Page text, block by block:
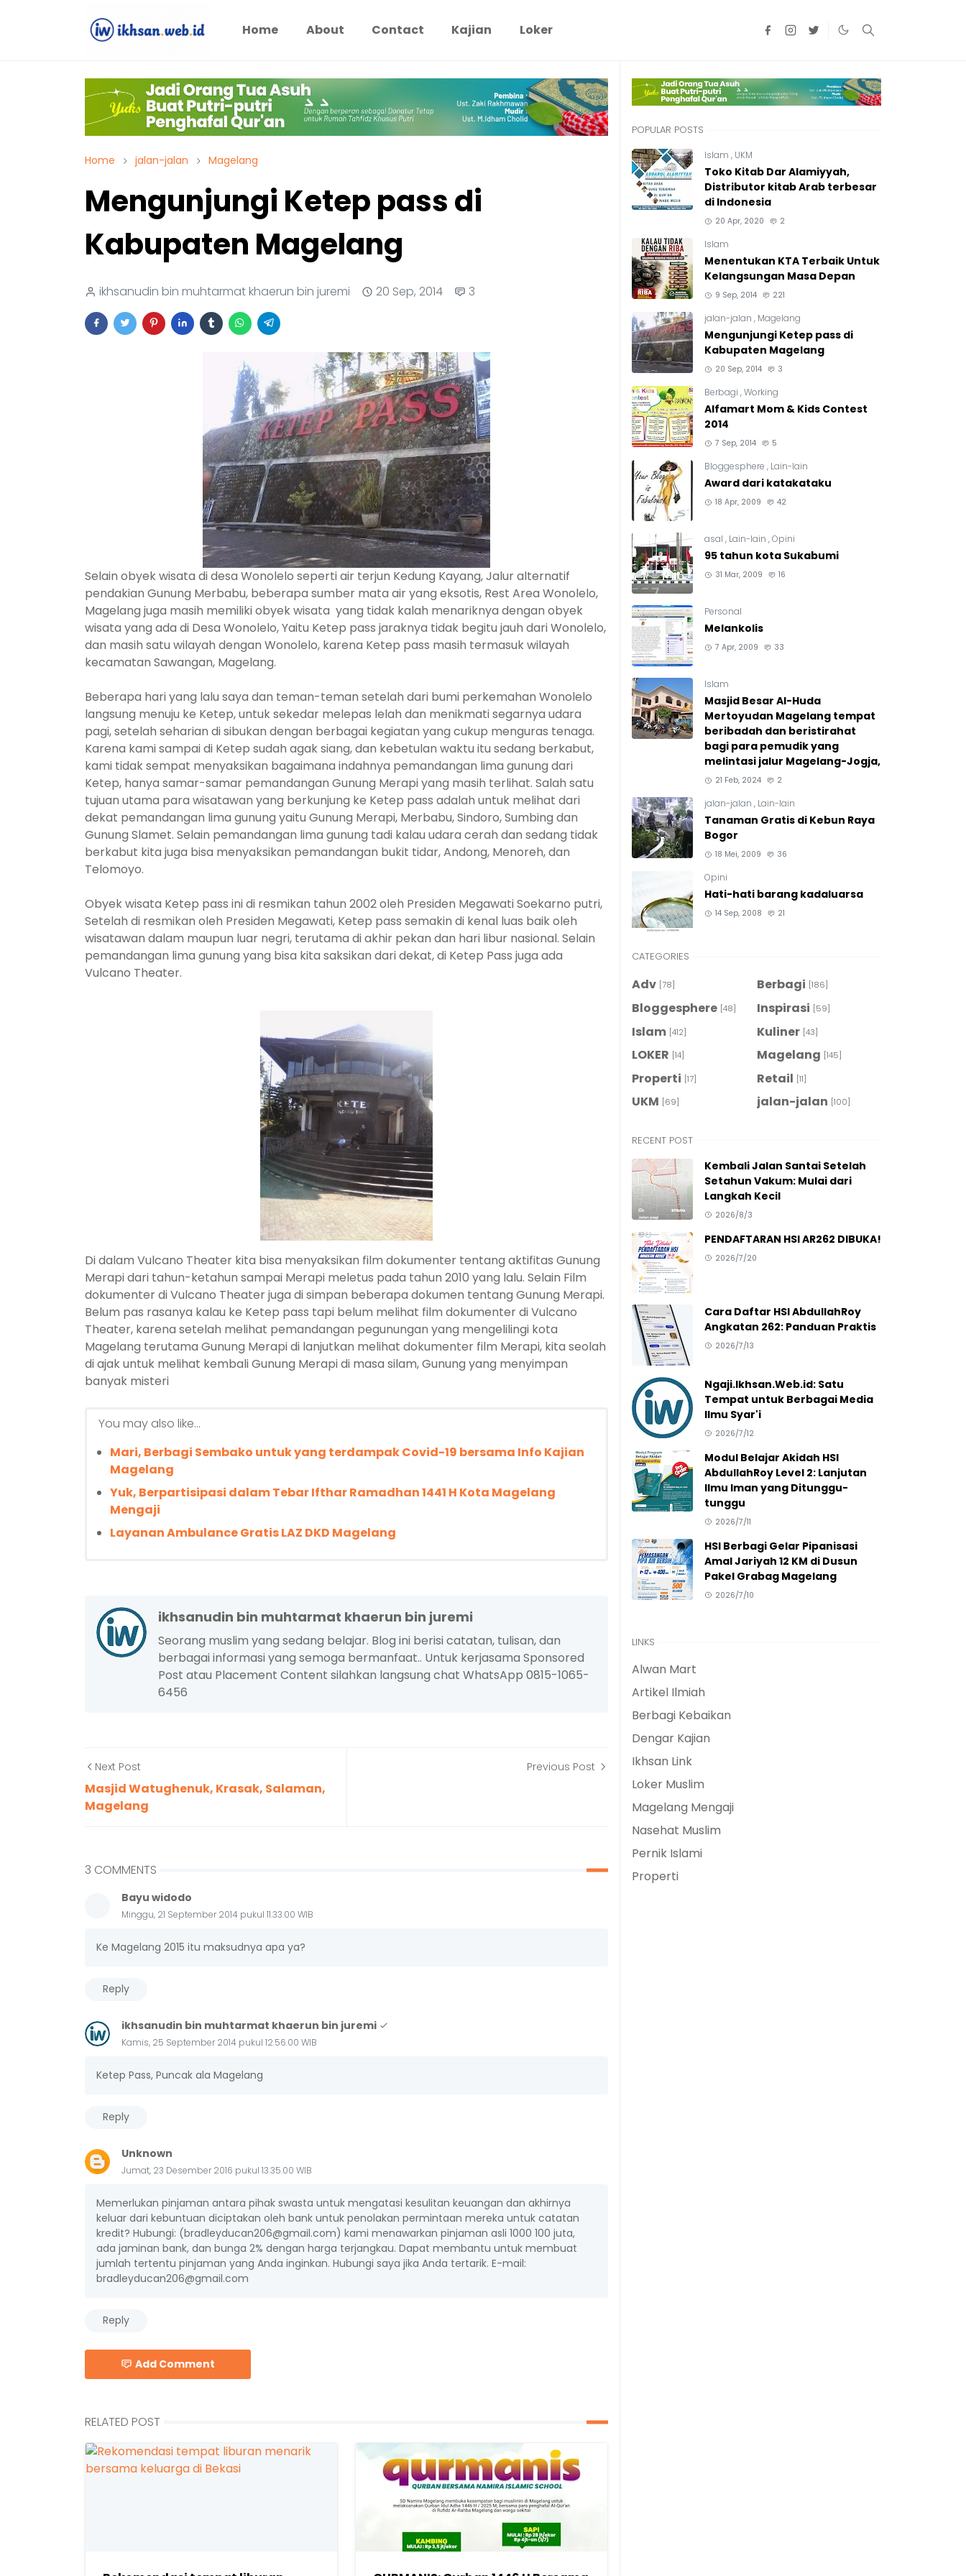
Home About Contact Kajian Loker
Home jalan-jalan Magelang
Mengunjungi Ketep pass di
Kabupaten Magelang
ikhsanudin bin muhtarmat khaerun bin juremi 20 Sep, 2014 3
Selain obyek wisata di desa Wonolelo seperti air terjun Kedung Kayang, Jalur alternatif
pendakian Gunung Merbabu, beberapa sumber mata air yang eksotis, Rest Area Wonolelo,
Magelang juga masih memiliki obyek wisata yang tidak kalah menariknya dengan obyek
wisata yang ada di Desa Wonolelo, Yaitu Ketep pass jaraknya tidak begitu jauh dari Wonolelo,
dan masih satu wilayah dengan Wonolelo, karena Ketep pass masih termasuk wilayah
kecamatan Sawangan, Magelang.
Beberapa hari yang lalu saya dan teman-teman setelah dari bumi perkemahan Wonolelo
langsung menuju ke Ketep, untuk sekedar melepas lelah dan menikmati segarnya udara
pagi, setelah seharian di sibukan dengan berbagai kegiatan yang cukup menguras tenaga.
Karena kami sampai di Ketep sudah agak siang, dan kebetulan waktu itu sedang berkabut,
kami tidak sempat menyaksikan bagaimana indahnya pemandangan lima gunung dari
Ketep, hanya samar-samar pemandangan Gunung Merapi yang masih terlihat. Salah satu
tujuan utama para wisatawan yang berkunjung ke Ketep pass adalah untuk melihat dari
dekat pemandangan lima gunung yaitu Gunung Merapi, Merbabu, Sindoro, Sumbing dan
Gunung Slamet. Selain pemandangan lima gunung tadi kalau udara cerah dan sedang tidak
berkabut kita juga bisa menyaksikan pemandangan bukit tidar, Andong, Menoreh, dan
Telomoyo.
Obyek wisata Ketep pass ini di resmikan tahun 2002 oleh Presiden Megawati Soekarno putri,
Setelah di resmikan oleh Presiden Megawati, Ketep pass semakin di kenal luas baik oleh
wisatawan dalam maupun luar negri, terutama di akhir pekan dan hari libur nasional. Selain
pemandangan lima gunung yang bisa kita saksikan dari dekat, di Ketep Pass juga ada
Vulcano Theater.
Di dalam Vulcano Theater kita bisa menyaksikan film dokumenter tentang aktifitas Gunung
Merapi dari tahun-ketahun sampai Merapi meletus pada tahun 2010 yang lalu. Selain Film
dokumenter di Vulcano Theater juga di simpan beberapa dokumen tentang Gunung Merapi.
Belum pas rasanya kalau ke Ketep pass tapi belum melihat film dokumenter di Vulcano
Theater, karena setelah melihat pemandangan pegunungan yang mengelilingi kota
Magelang terutama Gunung Merapi di lanjutkan melihat dokumenter film Merapi, kita seolah
di ajak untuk melihat kembali Gunung Merapi di masa silam, Gunung yang menyimpan
banyak misteri
You may also like...
Mari, Berbagi Sembako untuk yang terdampak Covid-19 bersama Info Kajian
Magelang
Yuk, Berpartisipasi dalam Tebar Ifthar Ramadhan 1441 H Kota Magelang
Mengaji
Layanan Ambulance Gratis LAZ DKD Magelang
ikhsanudin bin muhtarmat khaerun bin juremi
Seorang muslim yang sedang belajar. Blog ini berisi catatan, tulisan, dan
berbagai informasi yang semoga bermanfaat.. Untuk kerjasama Sponsored
Post atau Placement Content silahkan langsung chat WhatsApp 0815-1065-
6456
Next Post
Masjid Watughenuk, Krasak, Salaman,
Magelang
Previous Post
3 COMMENTS
Bayu widodo
Minggu, 21 September 2014 pukul 11.33.00 WIB
Ke Magelang 2015 itu maksudnya apa ya?
Reply
ikhsanudin bin muhtarmat khaerun bin juremi
Kamis, 25 September 2014 pukul 12.56.00 WIB
Ketep Pass, Puncak ala Magelang
Reply
Unknown
Jumat, 23 Desember 2016 pukul 13.35.00 WIB
Memerlukan pinjaman antara pihak swasta untuk mengatasi kesulitan keuangan dan akhirnya
keluar dari kebuntuan diciptakan oleh bank untuk penolakan permintaan mereka untuk catatan
kredit? Hubungi: (bradleyducan206@gmail.com) kami menawarkan pinjaman asli 1000 100 juta,
ada jaminan bank, dan bunga 2% dengan harga terjangkau. Dapat membantu untuk membuat
jumlah tertentu pinjaman yang Anda inginkan. Hubungi saya jika Anda tertarik. E-mail:
bradleyducan206@gmail.com
Reply
Add Comment
RELATED POST
POPULAR POSTS
Islam , UKM
Toko Kitab Dar Alamiyyah,
Distributor kitab Arab terbesar
di Indonesia
20 Apr, 2020 2
Islam
Menentukan KTA Terbaik Untuk
Kelangsungan Masa Depan
9 Sep, 2014 221
jalan-jalan , Magelang
Mengunjungi Ketep pass di
Kabupaten Magelang
20 Sep, 2014 3
Berbagi ,Working
Alfamart Mom & Kids Contest
2014
7 Sep, 2014 5
Bloggesphere , Lain-lain
Award dari katakataku
18 Apr, 2009 42
asal , Lain-lain ,Opini
95 tahun kota Sukabumi
31 Mar, 2009 16
Personal
Melankolis
7 Apr, 2009 33
Islam
Masjid Besar Al-Huda
Mertoyudan Magelang tempat
beribadah dan beristirahat
bagi para pemudik yang
melintasi jalur Magelang-Jogja,
21 Feb, 2024 2
jalan-jalan , Lain-lain
Tanaman Gratis di Kebun Raya
Bogor
18 Mei, 2009 36
Opini
Hati-hati barang kadaluarsa
14 Sep, 2008 21
CATEGORIES
Adv [78] Berbagi [186]
Bloggesphere [48] Inspirasi [59]
Islam [412] Kuliner [43]
LOKER [14] Magelang [145]
Properti [17] Retail [11]
UKM [69] jalan-jalan [100]
RECENT POST
Kembali Jalan Santai Setelah
Setahun Vakum: Mulai dari
Langkah Kecil
2026/8/3
PENDAFTARAN HSI AR262 DIBUKA!
2026/7/20
Cara Daftar HSI AbdullahRoy
Angkatan 262: Panduan Praktis
2026/7/13
Ngaji.Ikhsan.Web.id: Satu
Tempat untuk Berbagai Media
Ilmu Syar'i
2026/7/12
Modul Belajar Akidah HSI
AbdullahRoy Level 2: Lanjutan
Ilmu Iman yang Ditunggu-
tunggu
2026/7/11
HSI Berbagi Gelar Pipanisasi
Amal Jariyah 12 KM di Dusun
Pakel Grabag Magelang
2026/7/10
LINKS
Alwan Mart
Artikel Ilmiah
Berbagi Kebaikan
Dengar Kajian
Ikhsan Link
Loker Muslim
Magelang Mengaji
Nasehat Muslim
Pernik Islami
Properti